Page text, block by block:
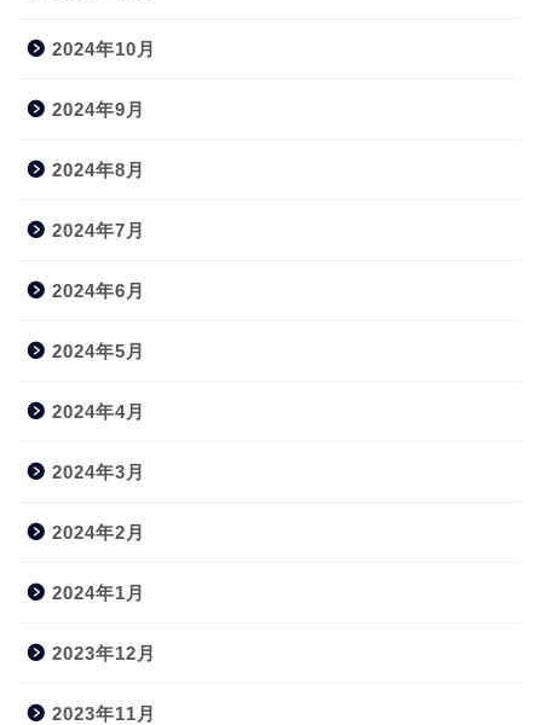
2024年10月
2024年9月
2024年8月
2024年7月
2024年6月
2024年5月
2024年4月
2024年3月
2024年2月
2024年1月
2023年12月
2023年11月